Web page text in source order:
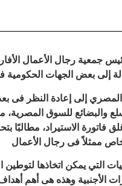
جمعية رجال الأعمال
إلى بعض الجهات
إلى إعادة النظر فى
والبضائع للسوق
فاتورة الاستيراد، مطالبًا
ممثلاً فى رجال الأعمال
التي يمكن اتخاذها
الأجنبية وهذه هى أهم